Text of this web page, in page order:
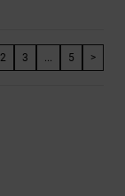
2 3 ... 5 >